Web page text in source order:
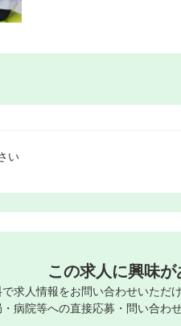
い
この求人に興味
求人情報をお問い合わせいただけ
病院等への直接応募・問い合わ